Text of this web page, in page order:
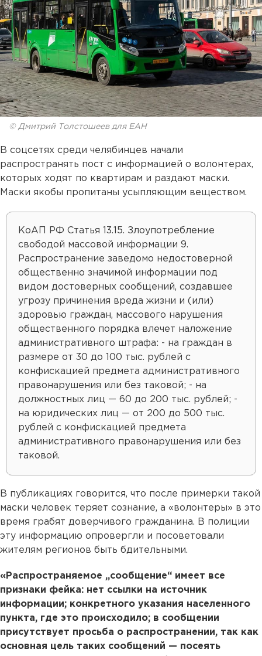
© Дмитрий Толстошеев для ЕАН
В соцсетях среди челябинцев начали
распространять пост с информацией о волонтерах,
которых ходят по квартирам и раздают маски.
Маски якобы пропитаны усыпляющим веществом.
КоАП РФ Статья 13.15. Злоупотребление
свободой массовой информации 9.
Распространение заведомо недостоверной
общественно значимой информации под
видом достоверных сообщений, создавшее
угрозу причинения вреда жизни и (или)
здоровью граждан, массового нарушения
общественного порядка влечет наложение
административного штрафа: - на граждан в
размере от 30 до 100 тыс. рублей с
конфискацией предмета административного
правонарушения или без таковой; - на
должностных лиц — 60 до 200 тыс. рублей; -
на юридических лиц — от 200 до 500 тыс.
рублей с конфискацией предмета
административного правонарушения или без
таковой.
В публикациях говорится, что после примерки такой
маски человек теряет сознание, а «волонтеры» в это
время грабят доверчивого гражданина. В полиции
эту информацию опровергли и посоветовали
жителям регионов быть бдительными.
«Распространяемое „сообщение“ имеет все
признаки фейка: нет ссылки на источник
информации; конкретного указания населенного
пункта, где это происходило; в сообщении
присутствует просьба о распространении, так как
основная цель таких сообщений — посеять